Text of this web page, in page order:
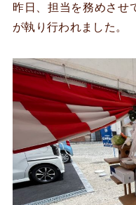
昨日、担当を務めさせ
が執り行われました。